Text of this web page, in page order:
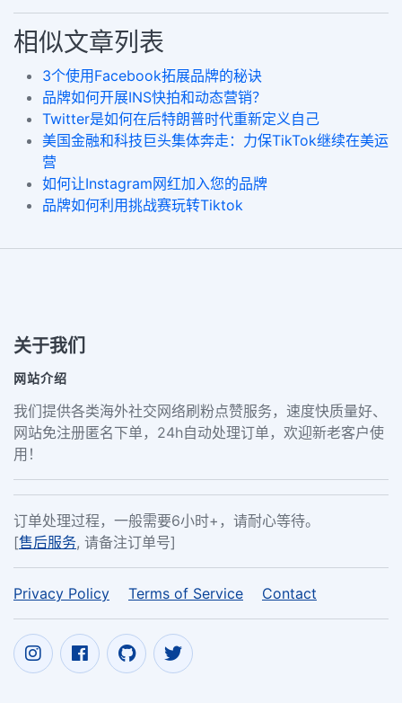
相似文章列表
3个使用Facebook拓展品牌的秘诀
品牌如何开展INS快拍和动态营销？
Twitter是如何在后特朗普时代重新定义自己
美国金融和科技巨头集体奔走：力保TikTok继续在美运
营
如何让Instagram网红加入您的品牌
品牌如何利用挑战赛玩转Tiktok
关于我们
网站介绍
我们提供各类海外社交网络刷粉点赞服务，速度快质量好、
网站免注册匿名下单，24h自动处理订单，欢迎新老客户使
用！
订单处理过程，一般需要6小时+，请耐心等待。
[售后服务, 请备注订单号]
Privacy Policy Terms of Service Contact